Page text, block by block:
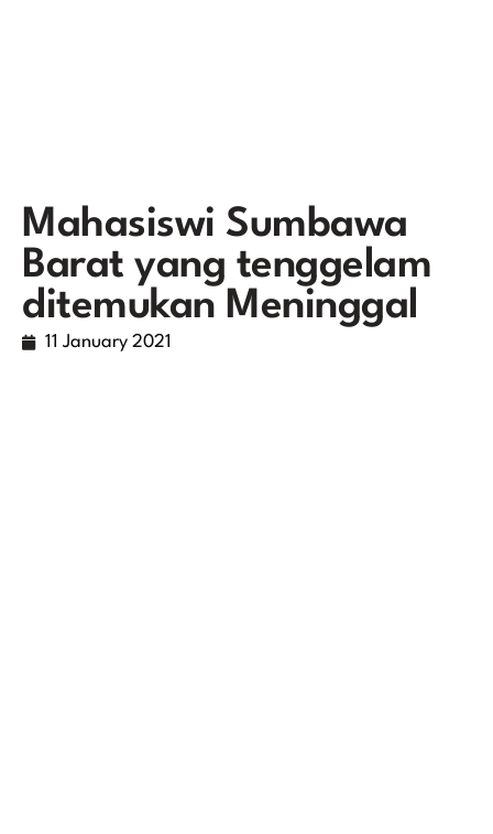
Mahasiswi Sumbawa
Barat yang tenggelam
ditemukan Meninggal
11 January 2021